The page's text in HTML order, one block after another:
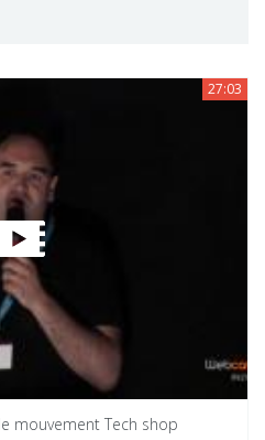
27:03
mouvement Tech shop